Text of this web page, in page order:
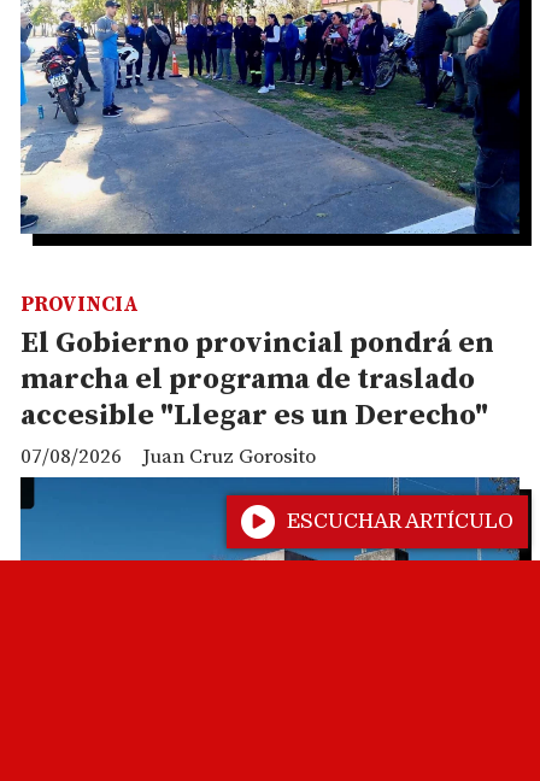
El Gobierno provincial pondrá en
marcha el programa de traslado
accesible "Llegar es un Derecho"
Juan Cruz Gorosito
PROVINCIA
07/08/2026
ESCUCHAR ARTÍCULO